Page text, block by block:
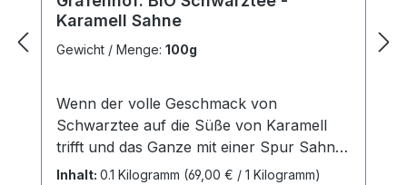
Karamell Sahne
Gewicht / Menge: 100g
Wenn der volle Geschmack von
Schwarztee auf die Süße von Karamell
trifft und das Ganze mit einer Spur Sahne
abgerundet wird, dann ist es dieser
Inhalt: 0.1 Kilogramm (69,00 € / 1 Kilogramm)